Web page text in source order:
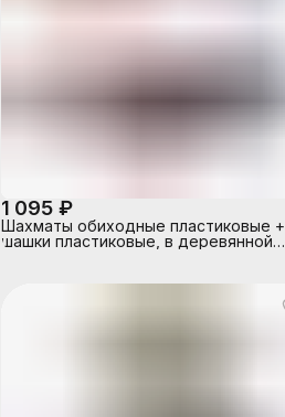
1 095 ₽
Шахматы обиходные пластиковые +
шашки пластиковые, в деревянной